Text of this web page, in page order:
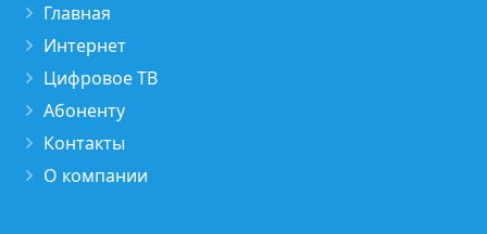
Главная
Интернет
Цифровое ТВ
Абоненту
Контакты
О компании